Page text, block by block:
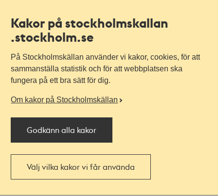
Kakor på stockholmskallan
.stockholm.se
På Stockholmskällan använder vi kakor, cookies, för att
sammanställa statistik och för att webbplatsen ska
fungera på ett bra sätt för dig.
Om kakor på Stockholmskällan
Godkänn alla kakor
Välj vilka kakor vi får använda